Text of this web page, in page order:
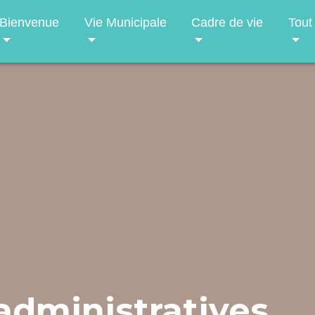
Bienvenue Vie Municipale Cadre de vie